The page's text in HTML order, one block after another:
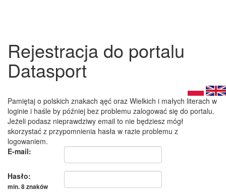
Rejestracja do portalu
Datasport
Pamiętaj o polskich znakach ąęć oraz Wielkich i małych literach w
loginie i haśle by później bez problemu zalogować się do portalu.
Jeżeli podasz nieprawdziwy email to nie będziesz mógł
skorzystać z przypomnienia hasła w razie problemu z
logowaniem.
E-mail:
Hasło:
min. 8 znaków